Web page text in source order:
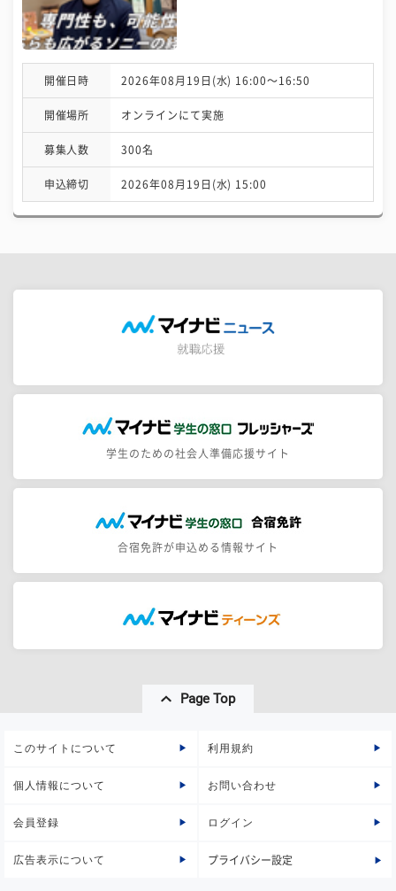
開催日時 2026年08月19日(水) 16:00〜16:50
開催場所 オンラインにて実施
募集人数 300名
申込締切 2026年08月19日(水) 15:00
学生のための社会人準備応援サイト
合宿免許が申込める情報サイト
Page Top
このサイトについて 利用規約
個人情報について お問い合わせ
会員登録 ログイン
広告表示について プライバシー設定